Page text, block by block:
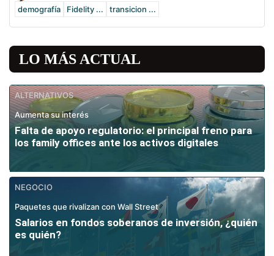
demografía
Fidelity ... transicion ...
LO MÁS ACTUAL
ALTERNATIVOS
Aumenta su interés
Falta de apoyo regulatorio: el principal freno para
los family offices ante los activos digitales
NEGOCIO
Paquetes que rivalizan con Wall Street
Salarios en fondos soberanos de inversión, ¿quién
es quién?